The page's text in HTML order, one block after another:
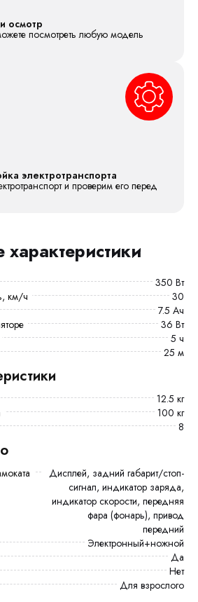
осмотр
посмотреть любую модель
электротранспорта
и проверим его перед
характеристики
350 Вт
км/ч
30
7.5 Ач
36 Вт
5 ч
25 м
12.5 кг
100 кг
8
дисплей, задний габарит/стоп-
сигнал, индикатор заряда,
индикатор скорости, передняя
фара (фонарь), привод
передний
Электронный+ножной
Да
Нет
Для взрослого